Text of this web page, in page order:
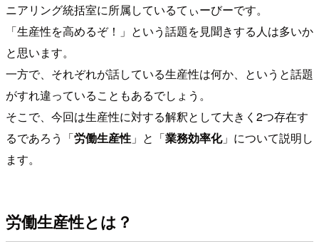
ニアリング統括室に所属しているてぃーびーです。
「生産性を高めるぞ！」という話題を見聞きする人は多いか
と思います。
一方で、それぞれが話している生産性は何か、というと話題
がすれ違っていることもあるでしょう。
そこで、今回は生産性に対する解釈として大きく2つ存在す
るであろう「労働生産性 」と「業務効率化」について説明し
ます。
労働生産性とは？